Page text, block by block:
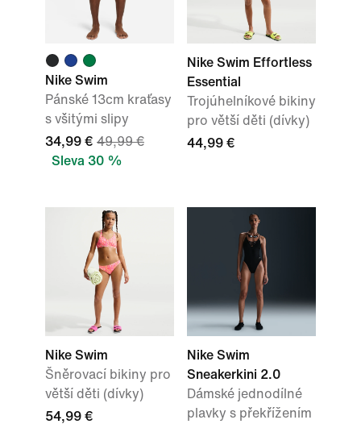
Nike Swim
Pánské 13cm kraťasy
s všitými slipy
34,99 € 49,99 €
Sleva 30 %
Nike Swim Effortless
Essential
Trojúhelníkové bikiny
pro větší děti (dívky)
44,99 €
Nike Swim
Šněrovací bikiny pro
větší děti (dívky)
54,99 €
Nike Swim
Sneakerkini 2.0
Dámské jednodílné
plavky s překřížením